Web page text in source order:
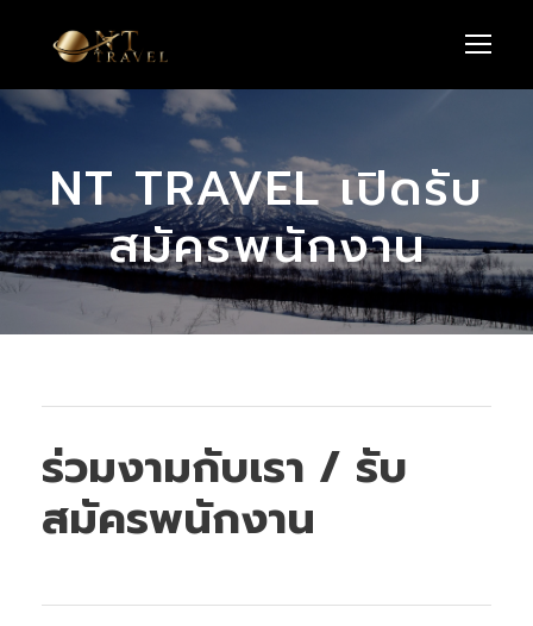
NT TRAVEL เปิดรับ
สมัครพนักงาน
ร่วมงามกับเรา / รับ
สมัครพนักงาน